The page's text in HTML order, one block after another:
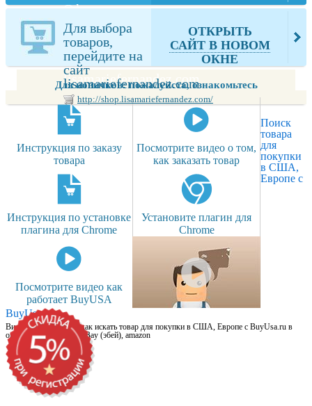
Оформите у
нас заказ
выбранных
Вами товаров
из
lisamariefernandez.com
Для выбора
товаров,
перейдите на
сайт
lisamariefernandez.com
http://shop.lisamariefernandez.com/
ОТКРЫТЬ
САЙТ В НОВОМ
ОКНЕ
Для новичков: пожалуйста, ознакомьтесь
Инструкция по заказу
товара
Посмотрите видео о том,
как заказать товар
Инструкция по установке
плагина для Chrome
Установите плагин для
Chrome
Посмотрите видео как
работает BuyUSA
Поиск
товара
для
покупки
в США,
Европе с
BuyUsa.ru
Видео для новичков: как искать товар для покупки в США, Европе с BuyUsa.ru в
онлайн магазинах, на eBay (эбей), amazon